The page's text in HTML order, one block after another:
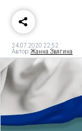
24.07.2020 22:52
Автор:Жанна Звягина